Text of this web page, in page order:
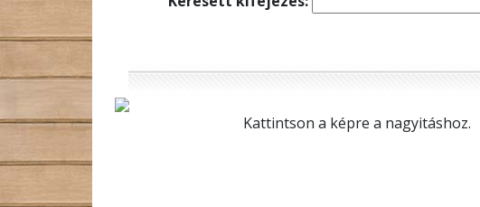
Kattintson a képre a nagyitáshoz.